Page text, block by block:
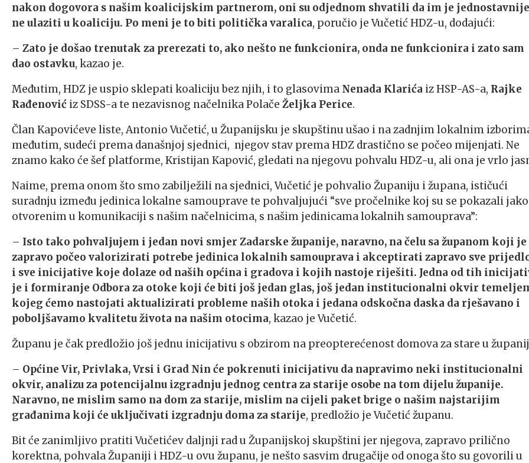
nakon dogovora s našim koalicijskim partnerom, oni su odjednom shvatili da im je jednostavnije
ne ulaziti u koaliciju. Po meni je to biti politička varalica, poručio je Vučetić HDZ-u, dodajući:
– Zato je došao trenutak za prerezati to, ako nešto ne funkcionira, onda ne funkcionira i zato sam
dao ostavku, kazao je.
Međutim, HDZ je uspio sklepati koaliciju bez njih, i to glasovima Nenada Klarića iz HSP-AS-a, Rajke
Rađenović iz SDSS-a te nezavisnog načelnika Polače Željka Perice.
Član Kapovićeve liste, Antonio Vučetić, u Županijsku je skupštinu ušao i na zadnjim lokalnim
međutim, sudeći prema današnjoj sjednici, njegov stav prema HDZ drastično se počeo mijenjati. Ne
znamo kako će šef platforme, Kristijan Kapović, gledati na njegovu pohvalu HDZ-u, ali ona je vrlo
Naime, prema onom što smo zabilježili na sjednici, Vučetić je pohvalio Županiju i župana, ističući
suradnju između jedinica lokalne samouprave te pohvaljujući “sve pročelnike koj su se pokazali jako
otvorenim u komunikaciji s našim načelnicima, s našim jedinicama lokalnih samouprava”:
– Isto tako pohvaljujem i jedan novi smjer Zadarske županije, naravno, na čelu sa županom koji je
zapravo počeo valorizirati potrebe jedinica lokalnih samouprava i akceptirati zapravo sve
i sve inicijative koje dolaze od naših općina i gradova i kojih nastoje riješiti. Jedna od tih
je i formiranje Odbora za otoke koji će biti još jedan glas, još jedan institucionalni okvir
kojeg ćemo nastojati aktualizirati probleme naših otoka i jedana odskočna daska da rješavano i
poboljšavamo kvalitetu života na našim otocima, kazao je Vučetić.
Županu je čak predložio još jednu inicijativu s obzirom na preopterećenost domova za stare u
– Općine Vir, Privlaka, Vrsi i Grad Nin će pokrenuti inicijativu da napravimo neki institucionalni
okvir, analizu za potencijalnu izgradnju jednog centra za starije osobe na tom dijelu županije.
Naravno, ne mislim samo na dom za starije, mislim na cijeli paket brige o našim najstarijim
građanima koji će uključivati izgradnju doma za starije, predložio je Vučetić županu.
Bit će zanimljivo pratiti Vučetićev daljnji rad u Županijskoj skupštini jer njegova, zapravo prilično
korektna, pohvala Županiji i HDZ-u ovu županu, je nešto sasvim drugačije od onoga što su govorili u